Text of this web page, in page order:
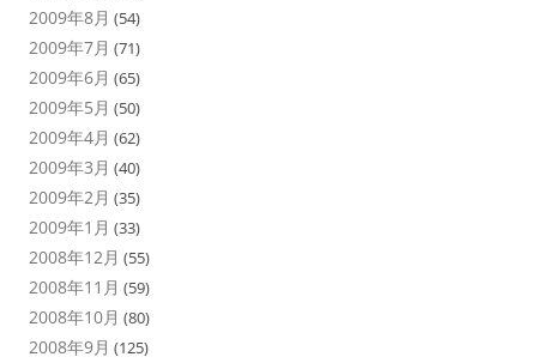
2009年8月 (54)
2009年7月 (71)
2009年6月 (65)
2009年5月 (50)
2009年4月 (62)
2009年3月 (40)
2009年2月 (35)
2009年1月 (33)
2008年12月 (55)
2008年11月 (59)
2008年10月 (80)
2008年9月 (125)